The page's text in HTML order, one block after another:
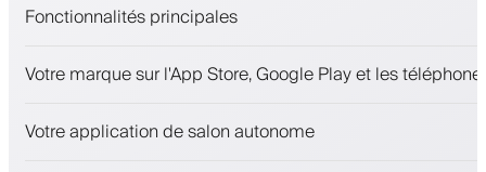
Fonctionnalités principales
Paiements, caution
Fidélisez les clients avec un programme de fidélité
Votre marque sur l'App Store, Google Play et les
Votre application de salon autonome